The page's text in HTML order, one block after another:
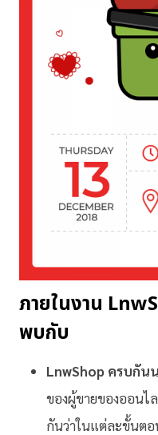
ภายในงาน
พบกับ
LnwShop ครบกัน
ของผู้ขายของออน
กันว่าในแต่ละขั้นตอ